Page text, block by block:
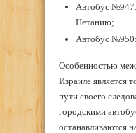
Автобус
Нетанию;
Автобус
Особенностью
Израиле является
пути своего
городскими
останавливаются